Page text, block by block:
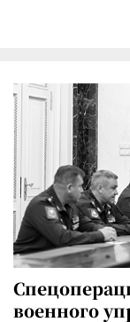
военного